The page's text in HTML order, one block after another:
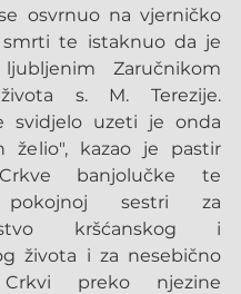
osvrnuo na vjerničko
smrti te istaknuo da je
Zaručnikom
s. M. Terezije.
svidjelo uzeti je onda
želio", kazao je pastir
banjolučke te
pokojnoj sestri za
kršćanskog i
života i za nesebično
preko njezine